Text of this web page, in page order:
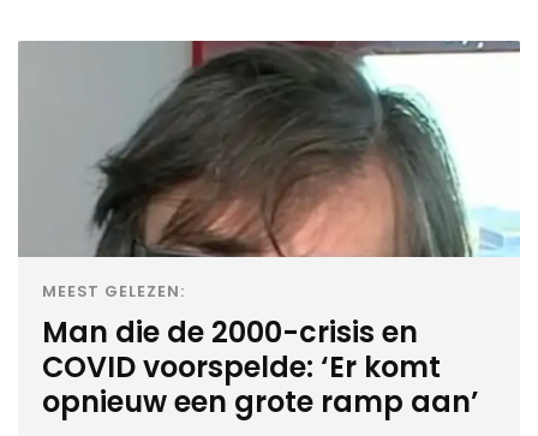
MEEST GELEZEN:
Man die de 2000-crisis en
COVID voorspelde: ‘Er komt
opnieuw een grote ramp aan’